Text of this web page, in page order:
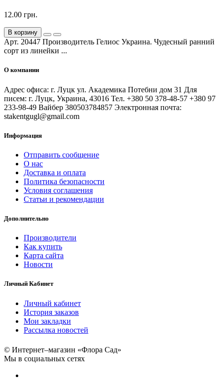
12.00 грн.
В корзину
Арт. 20447 Производитель Гелиос Украина. Чудесный ранний
сорт из линейки ...
О компании
Адрес офиса: г. Луцк ул. Академика Потебни дом 31 Для
писем: г. Луцк, Украина, 43016 Тел. +380 50 378-48-57 +380 97
233-98-49 Вайбер 380503784857 Электронная почта:
stakentgugl@gmail.com
Информация
Отправить сообщение
О нас
Доставка и оплата
Политика безопасности
Условия соглашения
Статьи и рекомендации
Дополнительно
Производители
Как купить
Карта сайта
Новости
Личный Кабинет
Личный кабинет
История заказов
Мои закладки
Рассылка новостей
© Интернет–магазин «Флора Сад»
Мы в социальных сетях